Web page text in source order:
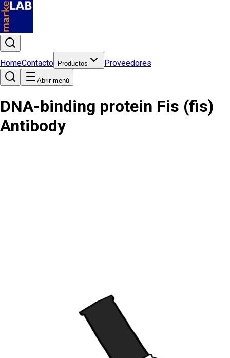
HomeContacto Productos Proveedores
Abrir menú
DNA-binding protein Fis (fis)
Antibody